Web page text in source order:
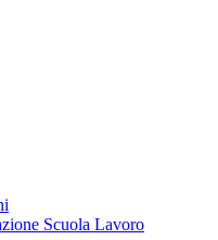
Scuola Lavoro